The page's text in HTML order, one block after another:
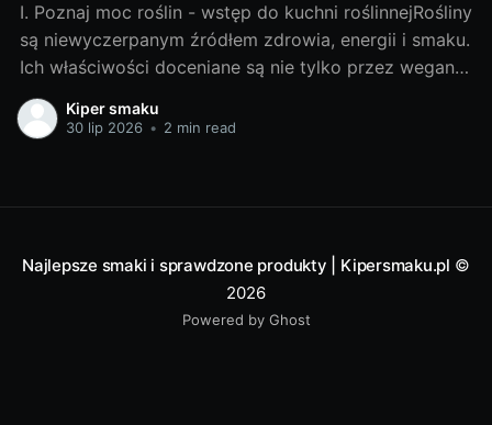
I. Poznaj moc roślin - wstęp do kuchni roślinnejRośliny
są niewyczerpanym źródłem zdrowia, energii i smaku.
Ich właściwości doceniane są nie tylko przez wegan i
wegetarian, ale także przez osoby szukające
zdrowych alternatyw dla typowych produktów
diety na
Kiper smaku
30 lip 2026 • 2 min read
Najlepsze smaki i sprawdzone produkty | Kipersmaku.pl ©
2026
Powered by Ghost